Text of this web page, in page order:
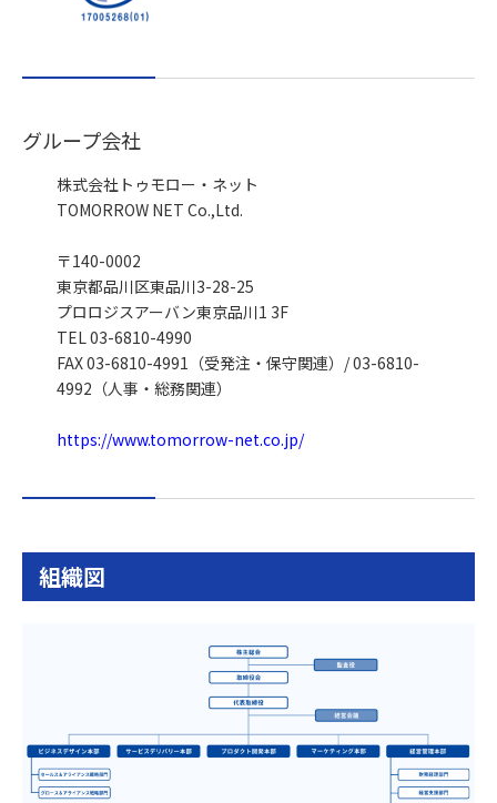
グループ会社
株式会社トゥモロー・ネット
TOMORROW NET Co.,Ltd.
〒140-0002
東京都品川区東品川3-28-25
プロロジスアーバン東京品川1 3F
TEL 03-6810-4990
FAX 03-6810-4991（受発注・保守関連）/ 03-6810-
4992（人事・総務関連）
https://www.tomorrow-net.co.jp/
組織図